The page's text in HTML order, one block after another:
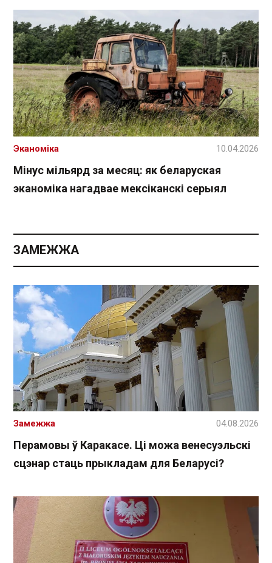
Мінус мільярд за месяц: як беларуская
эканоміка нагадвае мексіканскі серыял
Эканоміка 10.04.2026
ЗАМЕЖЖА
Перамовы ў Каракасе. Ці можа венесуэльскі
сцэнар стаць прыкладам для Беларусі?
Замежжа 04.08.2026